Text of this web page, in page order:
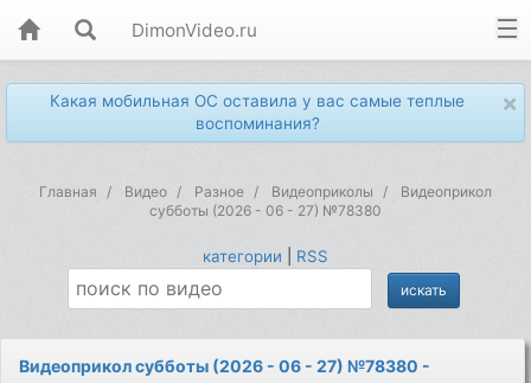
DimonVideo.ru
×
Какая мобильная ОС оставила у вас самые теплые
воспоминания?
Главная Видео Разное Видеоприколы
Видеоприкол
субботы (2026 - 06 - 27) №78380
категории RSS
Видеоприкол субботы (2026 - 06 - 27) №78380 -